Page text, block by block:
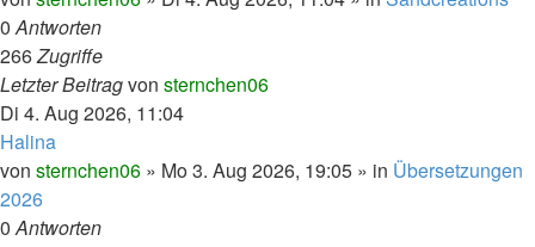
0Antworten
266Zugriffe
Letzter Beitragvon sternchen06
Di 4. Aug 2026, 11:04
Halina
von sternchen06 » Mo 3. Aug 2026, 19:05 » in Übersetzungen
2026
0Antworten